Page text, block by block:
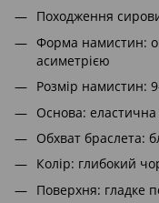
Походження
Форма намистин:
асиметрією
Розмір намистин:
Основа: еластична
Обхват браслета:
Колір: глибокий
Поверхня: гладке